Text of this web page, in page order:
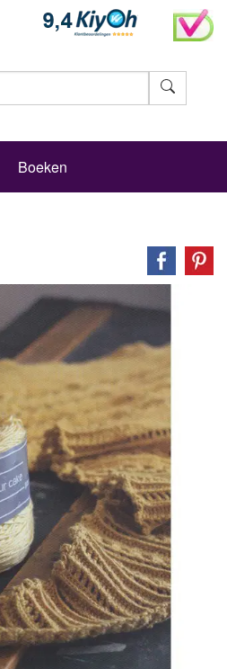
Boeken